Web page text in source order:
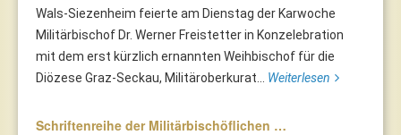
Wals-Siezenheim feierte am Dienstag der Karwoche
Militärbischof Dr. Werner Freistetter in Konzelebration
mit dem erst kürzlich ernannten Weihbischof für die
Diözese Graz-Seckau, Militäroberkurat... Weiterlesen
Schriftenreihe der Militärbischöflichen …